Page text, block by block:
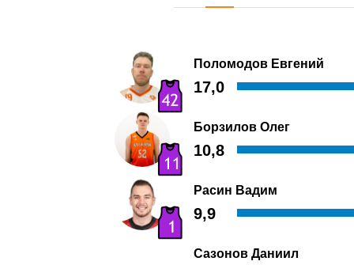
Поломодов Евгений
17,0
Борзилов Олег
10,8
Расин Вадим
9,9
Сазонов Даниил